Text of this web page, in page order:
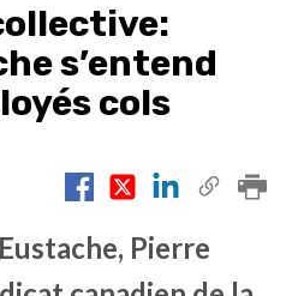
s’entend
cols
Pierre